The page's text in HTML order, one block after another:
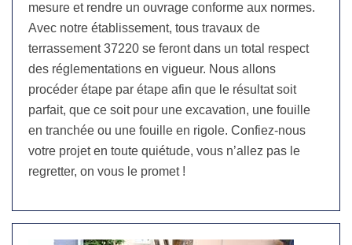
mesure et rendre un ouvrage conforme aux normes.
Avec notre établissement, tous travaux de
terrassement 37220 se feront dans un total respect
des réglementations en vigueur. Nous allons
procéder étape par étape afin que le résultat soit
parfait, que ce soit pour une excavation, une fouille
en tranchée ou une fouille en rigole. Confiez-nous
votre projet en toute quiétude, vous n’allez pas le
regretter, on vous le promet !